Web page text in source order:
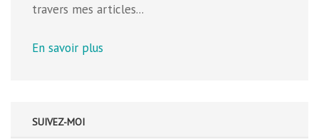
travers mes articles...
En savoir plus
SUIVEZ-MOI